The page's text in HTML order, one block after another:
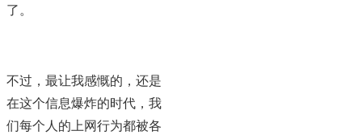
了。
不过，最让我感慨的，还是
在这个信息爆炸的时代，我
们每个人的上网行为都被各